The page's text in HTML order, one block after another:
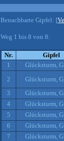
Benachbarte Gipfel: [
Weg 1 bis 8 von 8:
Nr. Gipfel
1
Glücksturm,
2
Glücksturm,
3
Glücksturm,
4
Glücksturm,
5
Glücksturm,
6
Glücksturm,
7
Glücksturm,